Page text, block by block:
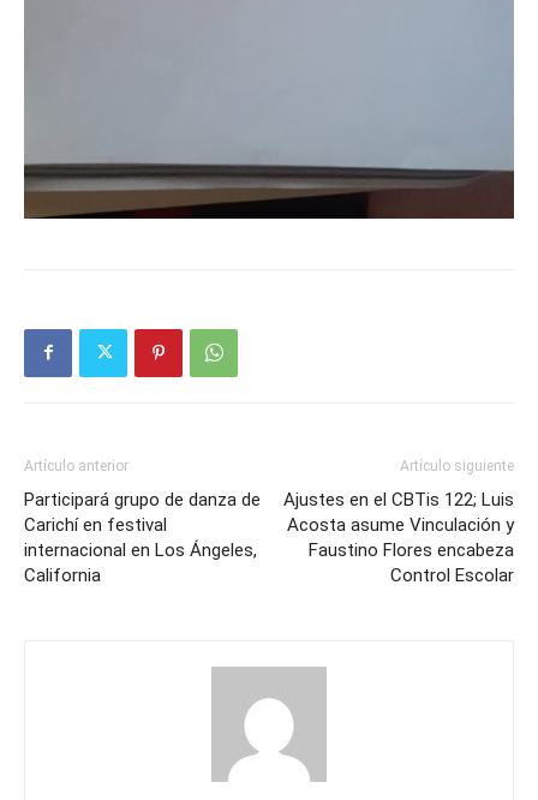
Artículo anterior
Participará grupo de danza de
Carichí en festival
internacional en Los Ángeles,
California
Artículo siguiente
Ajustes en el CBTis 122; Luis
Acosta asume Vinculación y
Faustino Flores encabeza
Control Escolar